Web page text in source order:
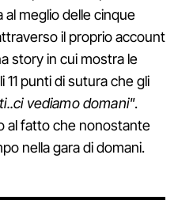
al meglio delle cinque
il proprio account
story in cui mostra le
punti di sutura che gli
vediamo domani".
al fatto che nonostante
nella gara di domani.